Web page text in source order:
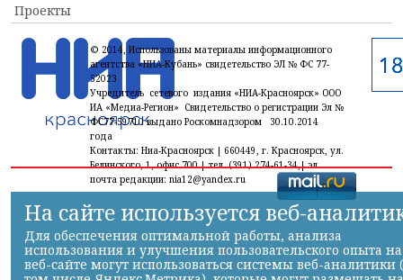
Проекты
© 2014, Использованы материалы информационного
агентства «НИА-Кубань» свидетельство ЭЛ № ФС 77-
52023
Учредитель сетевого издания «НИА-Красноярск» ООО
ИА «Медиа-Регион» Свидетельство о регистрации Эл №
ФС77-59710 выдано Роскомнадзором 30.10.2014
года
Контакты: Ниа-Красноярск | 660449, г. Красноярск, ул.
Белинского, 1, офис 700 | тел. (391) 274-61-34,| эл.
почта редакции: nia12@yandex.ru
На сайте используется веб-
Для обеспечения оптимальной работы, анализа
использования и улучшения пользовательского опыта на
веб-сайте могут использоваться системы веб-аналитики